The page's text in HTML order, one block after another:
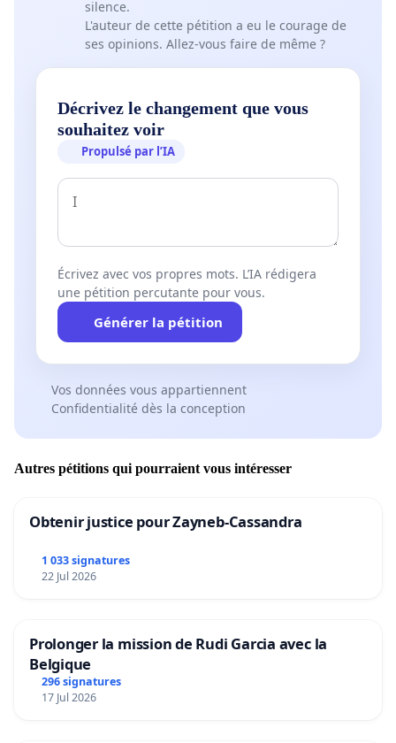
silence.
L'auteur de cette pétition a eu le courage de
ses opinions. Allez-vous faire de même ?
Décrivez le changement que vous
souhaitez voir
Propulsé par l’IA
Écrivez avec vos propres mots. L’IA rédigera
une pétition percutante pour vous.
Générer la pétition
Vos données vous appartiennent
Confidentialité dès la conception
Autres pétitions qui pourraient vous intéresser
Obtenir justice pour Zayneb-Cassandra
1 033 signatures
22 Jul 2026
Prolonger la mission de Rudi Garcia avec la
Belgique
296 signatures
17 Jul 2026